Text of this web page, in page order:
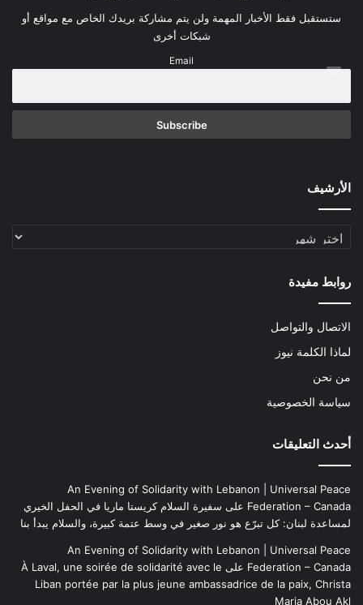
ستستقبل فقط الأخبار المهمة ولن يتم مشاركة بريدك الخاص مع مواقع أو
شبكات أخرى
Email
الأرشيف
الأرشيف
روابط مفيدة
الاتصال والتواصل
لماذا الكلمة نيوز
من نحن
سياسة الخصوصية
أحدث التعليقات
An Evening of Solidarity with Lebanon | Universal Peace
Federation – Canada على سفيرة السلام كريستا ماريا في الحفل الخيري
لمساعدة لبنان: كل تبرّع هو نور صغير في وسط عتمة كبيرة، والسلام يبدأ بنا
An Evening of Solidarity with Lebanon | Universal Peace
Federation – Canada على À Laval, une soirée de solidarité avec le
Liban portée par la plus jeune ambassadrice de la paix, Christa
Maria Abou Akl